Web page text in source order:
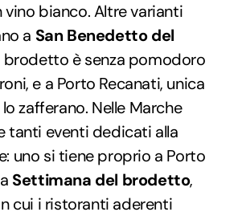
bianco. Altre varianti
a San Benedetto del
brodetto è senza pomodoro
e a Porto Recanati, unica
zafferano. Nelle Marche
tanti eventi dedicati alla
uno si tiene proprio a Porto
Settimana del brodetto,
cui i ristoranti aderenti